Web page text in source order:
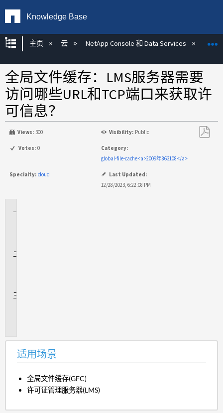
Knowledge Base
扩展/隐缩全局层次
主页 云 NetApp Console 和 Data Services
全局文件缓存：LMS服务器需要
访问哪些URL和TCP端口来获取许
可信息？
Views: 300 Visibility: Public
Votes: 0
Category:
global-file-cache<a>2009年863108</a>
Specialty: cloud
Last Updated:
12/28/2023, 6:22:08 PM
适用场景
全局文件缓存(GFC)
许可证管理服务器(LMS)